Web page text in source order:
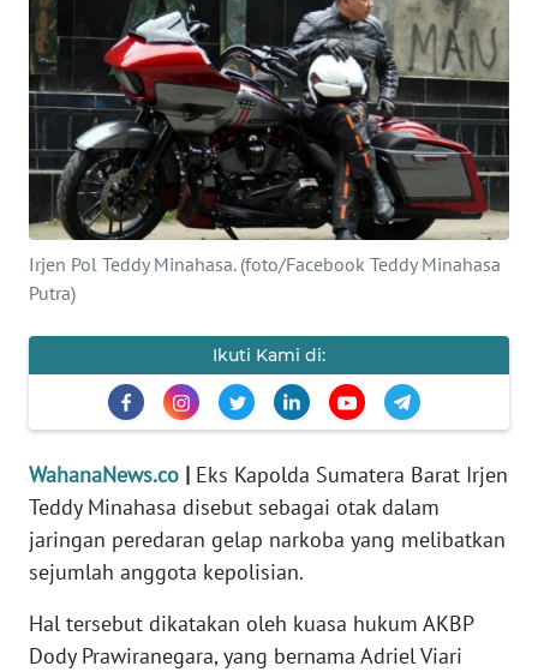
Irjen Pol Teddy Minahasa. (foto/Facebook Teddy Minahasa
Putra)
Ikuti Kami di:
WahanaNews.co | Eks Kapolda Sumatera Barat Irjen
Teddy Minahasa disebut sebagai otak dalam
jaringan peredaran gelap narkoba yang melibatkan
sejumlah anggota kepolisian.
Hal tersebut dikatakan oleh kuasa hukum AKBP
Dody Prawiranegara, yang bernama Adriel Viari
SAINS-TEKNO
KESEHATAN
INTERNASIONAL
SERBA-SERBI
PENDIDIKAN
OLAHRAGA
EDITORIAL
Informasi
INDEKS
BERITA